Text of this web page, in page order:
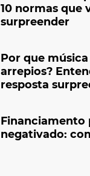
10 normas que
surpreender
Por que música
arrepios?
resposta
Financiamento
negativado: